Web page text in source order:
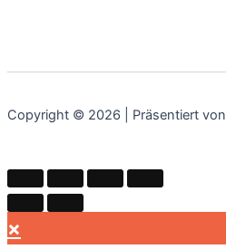
Copyright © 2026 | Präsentiert von
×